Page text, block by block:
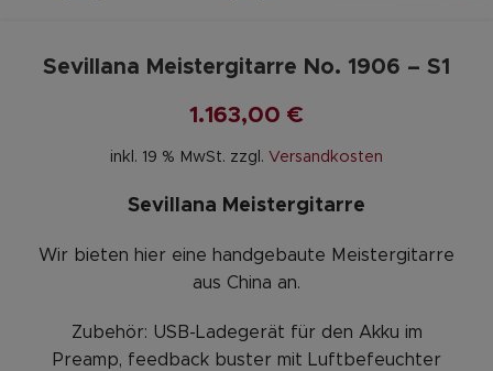
Sevillana Meistergitarre No. 1906 – S1
1.163,00 €
inkl. 19 % MwSt. zzgl. Versandkosten
Sevillana Meistergitarre
Wir bieten hier eine handgebaute Meistergitarre
aus China an.
Zubehör: USB-Ladegerät für den Akku im
Preamp, feedback buster mit Luftbefeuchter